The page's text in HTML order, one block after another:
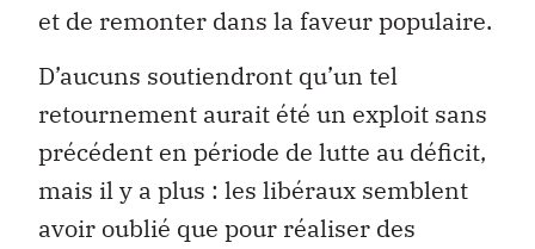
et de remonter dans la faveur populaire.
D’aucuns soutiendront qu’un tel
retournement aurait été un exploit sans
précédent en période de lutte au déficit,
mais il y a plus : les libéraux semblent
avoir oublié que pour réaliser des